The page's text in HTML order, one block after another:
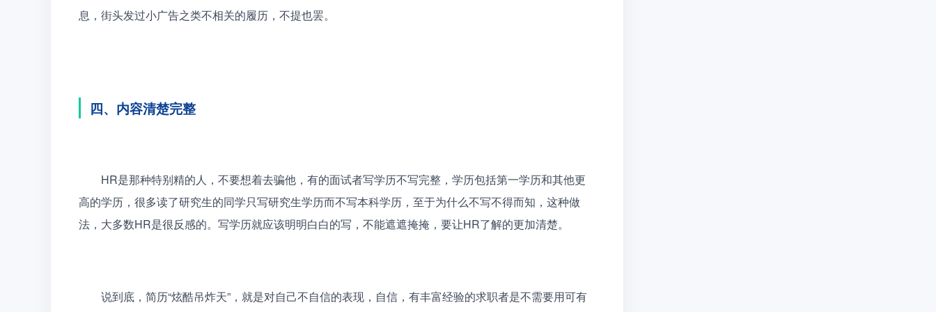
息，街头发过小广告之类不相关的履历，不提也罢。
四、内容清楚完整
HR是那种特别精的人，不要想着去骗他，有的面试者写学历不写完整，学历包括第一学历和其他更
高的学历，很多读了研究生的同学只写研究生学历而不写本科学历，至于为什么不写不得而知，这种做
法，大多数HR是很反感的。写学历就应该明明白白的写，不能遮遮掩掩，要让HR了解的更加清楚。
说到底，简历“炫酷吊炸天”，就是对自己不自信的表现，自信，有丰富经验的求职者是不需要用可有